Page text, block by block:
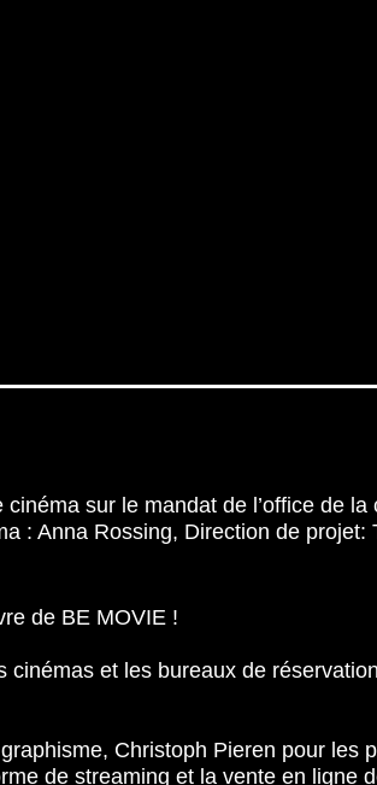
sur le mandat de l’office de
: Anna Rossing, Direction de
de BE MOVIE !
et les bureaux de
Christoph Pieren pour les
de streaming et la vente en ligne